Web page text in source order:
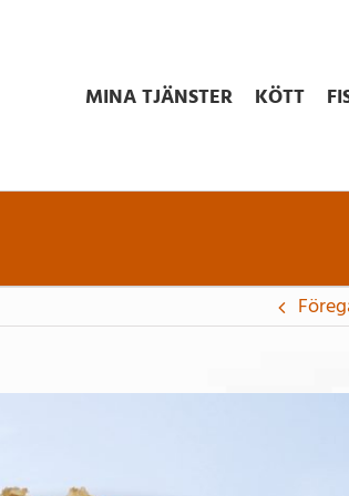
MINA TJÄNSTER KÖTT